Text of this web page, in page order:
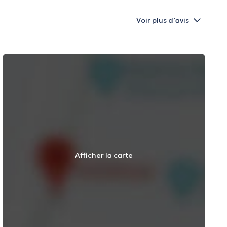
Voir plus d’avis
Afficher la carte